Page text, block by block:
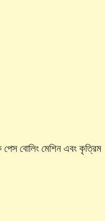
বোলিং মেশিন এবং কৃত্রিম